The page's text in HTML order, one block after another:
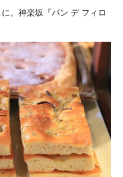
。神楽坂『パン デ フィロ